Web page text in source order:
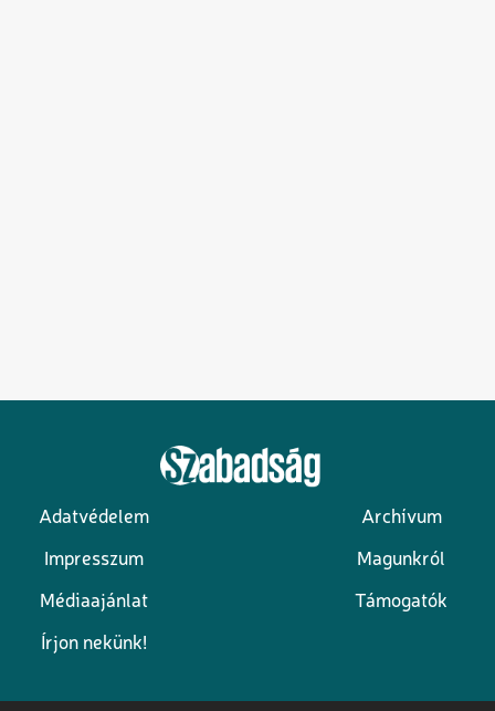
Lábléc
Adatvédelem Archívum
Impresszum Magunkról
Médiaajánlat Támogatók
Írjon nekünk!